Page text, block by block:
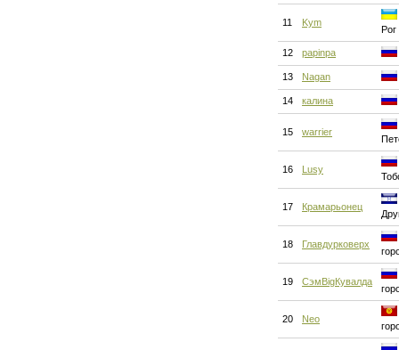
11 Kym
Рог
12 papinpa
13 Nagan
14 калина
15 warrier
16 Lusy
17 Крамарьонец
18 Главдурковерх
19 СэмBigКувалда
20 Neo